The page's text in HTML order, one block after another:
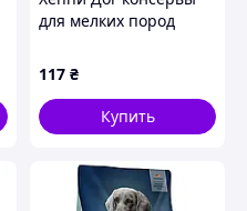
для мелких пород
8X253A931
117 ₴
Купить